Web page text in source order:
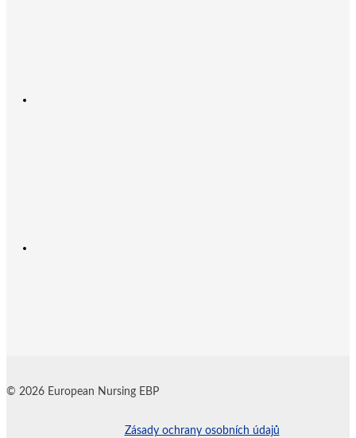
© 2026 European Nursing EBP
Zásady ochrany osobních údajů